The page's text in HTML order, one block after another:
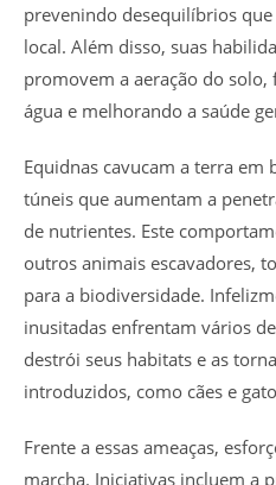
prevenindo desequilíbrios
local. Além disso, suas
promovem a aeração do
água e melhorando a saúde
Equidnas cavucam a terra em
túneis que aumentam a
de nutrientes. Este
outros animais escavadores,
para a biodiversidade.
inusitadas enfrentam vários
destrói seus habitats e as
introduzidos, como cães e
Frente a essas ameaças,
marcha. Iniciativas incluem a